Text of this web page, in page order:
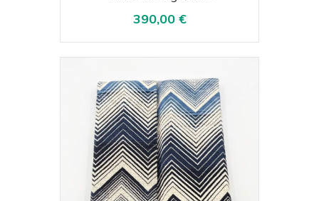
390,00 €